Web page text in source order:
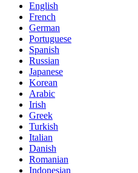
English
French
German
Portuguese
Spanish
Russian
Japanese
Korean
Arabic
Irish
Greek
Turkish
Italian
Danish
Romanian
Indonesian